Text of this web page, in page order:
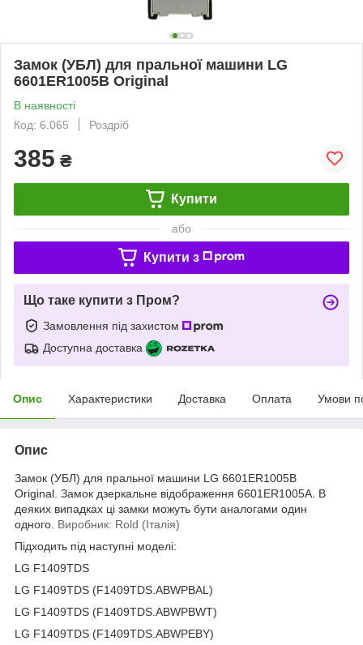
Замок (УБЛ) для пральної машини LG
6601ER1005B Original
В наявності
Код: 6.065
Роздріб
385 ₴
Купити
або
Купити з
Що таке купити з Пром?
Замовлення під захистом
Доступна доставка
Опис Характеристики Доставка Оплата Умови
Опис
Замок (УБЛ) для пральної машини LG 6601ER1005B
Original. Замок дзеркальне відображення 6601ER1005A. В
деяких випадках ці замки можуть бути аналогами один
одного. Виробник: Rold (Італія)
Підходить під наступні моделі:
LG F1409TDS
LG F1409TDS (F1409TDS.ABWPBAL)
LG F1409TDS (F1409TDS.ABWPBWT)
LG F1409TDS (F1409TDS.ABWPEBY)